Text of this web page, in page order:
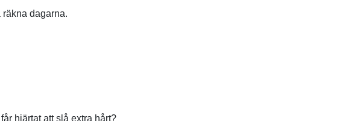
räkna dagarna.
hjärtat att slå extra hårt?